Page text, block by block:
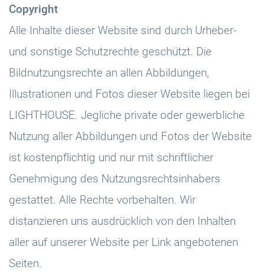
Copyright
Alle Inhalte dieser Website sind durch Urheber-
und sonstige Schutzrechte geschützt. Die
Bildnutzungsrechte an allen Abbildungen,
Illustrationen und Fotos dieser Website liegen bei
LIGHTHOUSE. Jegliche private oder gewerbliche
Nutzung aller Abbildungen und Fotos der Website
ist kostenpflichtig und nur mit schriftlicher
Genehmigung des Nutzungsrechtsinhabers
gestattet. Alle Rechte vorbehalten. Wir
distanzieren uns ausdrücklich von den Inhalten
aller auf unserer Website per Link angebotenen
Seiten.